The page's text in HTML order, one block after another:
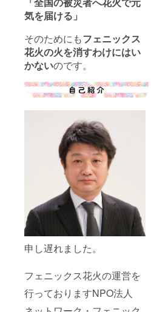
気を届ける」
そのためにもフェニックス
花火の火を消すわけにはい
かないのです。
申し遅れました。
フェニックス花火の運営を
行っておりますNPO法人